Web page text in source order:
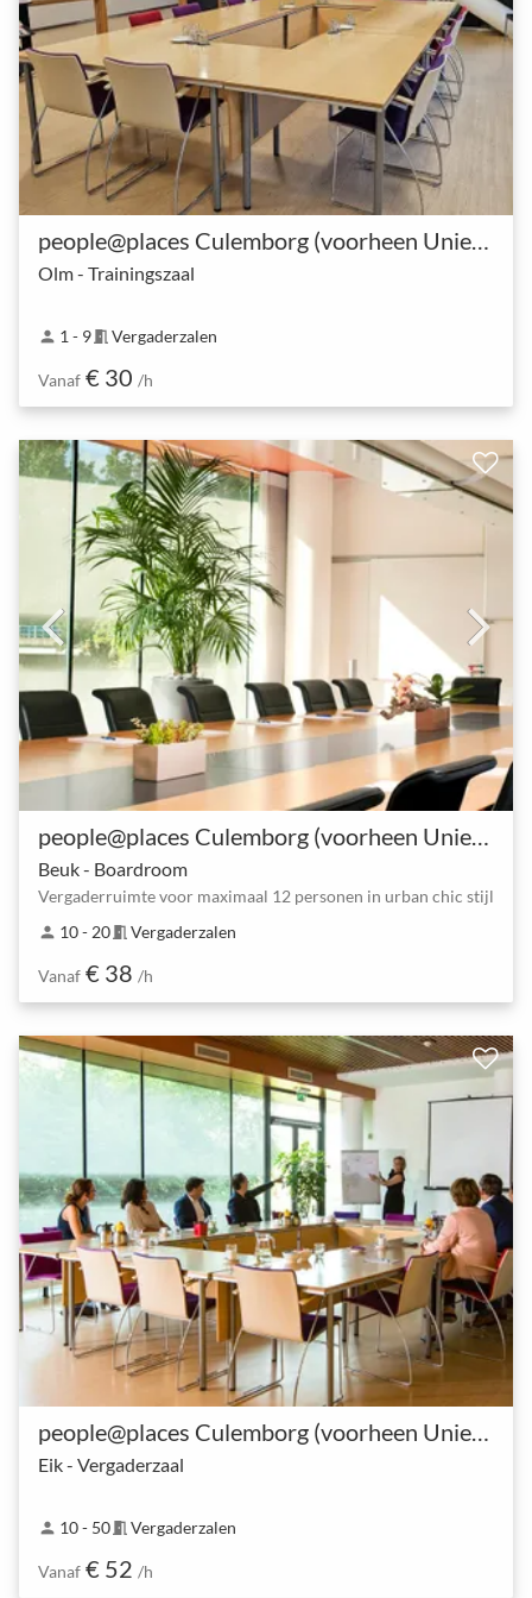
Olm - Trainingszaal
person 1 - 9meeting_room Vergaderzalen
Vanaf € 30 /h
Beuk - Boardroom
Vergaderruimte voor maximaal 12 personen in urban chic stijl
person 10 - 20meeting_room Vergaderzalen
Vanaf € 38 /h
Eik - Vergaderzaal
person 10 - 50meeting_room Vergaderzalen
Vanaf € 52 /h